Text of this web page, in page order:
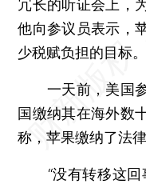
冗长的听证会上，
他向参议员表示，
少税赋负担的目标。
一天前，美国参
国缴纳其在海外数
称，苹果缴纳了法
“没有转移这回